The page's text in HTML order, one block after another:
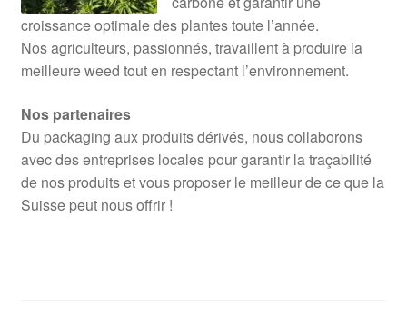
croissance optimale des plantes toute l’année.
Nos agriculteurs, passionnés, travaillent à produire la
meilleure weed tout en respectant l’environnement.
Nos partenaires
Du packaging aux produits dérivés, nous collaborons
avec des entreprises locales pour garantir la traçabilité
de nos produits et vous proposer le meilleur de ce que la
Suisse peut nous offrir !